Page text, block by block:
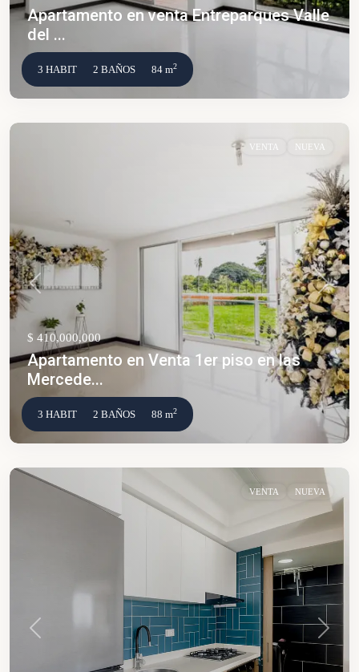
Apartamento en venta Entreparques Valle
del ...
3 HABIT 2 BAÑOS 84 m2
VENTA NUEVA
Anterior
$ 410,000,000
Apartamento en Venta 1er piso en las
Mercede...
3 HABIT 2 BAÑOS 88 m2
VENTA NUEVA
Anterior